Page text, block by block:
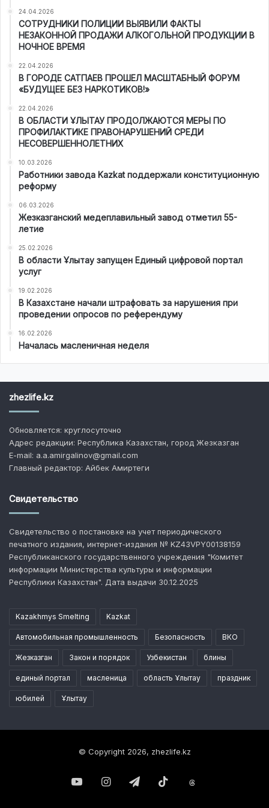
24.04.2026
СОТРУДНИКИ ПОЛИЦИИ ВЫЯВИЛИ ФАКТЫ
НЕЗАКОННОЙ ПРОДАЖИ АЛКОГОЛЬНОЙ ПРОДУКЦИИ В
НОЧНОЕ ВРЕМЯ
22.04.2026
В ГОРОДЕ САТПАЕВ ПРОШЕЛ МАСШТАБНЫЙ ФОРУМ
«БУДУЩЕЕ БЕЗ НАРКОТИКОВ!»
22.04.2026
В ОБЛАСТИ ҰЛЫТАУ ПРОДОЛЖАЮТСЯ МЕРЫ ПО
ПРОФИЛАКТИКЕ ПРАВОНАРУШЕНИЙ СРЕДИ
НЕСОВЕРШЕННОЛЕТНИХ
10.03.2026
Работники завода Kazkat поддержали конституционную
реформу
06.03.2026
Жезказганский медеплавильный завод отметил 55-
летие
25.02.2026
В области Ұлытау запущен Единый цифровой портал
услуг
19.02.2026
В Казахстане начали штрафовать за нарушения при
проведении опросов по референдуму
16.02.2026
Началась масленичная неделя
zhezlife.kz
Обновляется: круглосуточно
Адрес редакции: Республика Казахстан, город Жезказган
E-mail: a.a.amirgalinov@gmail.com
Главный редактор: Айбек Амиртеги
Свидетельство
Свидетельство о постановке на учет периодического
печатного издания, интернет-издания № KZ43VPY00138159
Республиканского государственного учреждения "Комитет
информации Министерства культуры и информации
Республики Казахстан". Дата выдачи 30.12.2025
Kazakhmys Smelting Kazkat
Автомобильная промышленность Безопасность ВКО
Жезказган Закон и порядок Узбекистан блины
единый портал масленица область Ұлытау праздник
юбилей Ұлытау
© Copyright 2026, zhezlife.kz
YouTubeInstagramTelegramTikTok